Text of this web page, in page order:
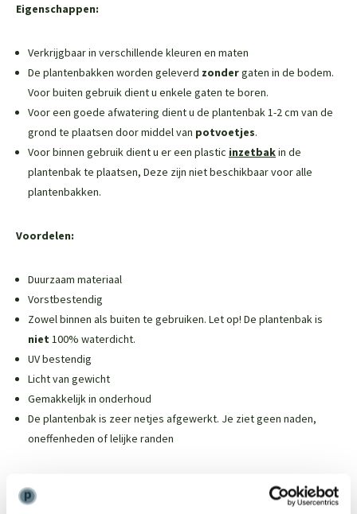
Eigenschappen:
Verkrijgbaar in verschillende kleuren en maten
De plantenbakken worden geleverd zondergaten in de bodem.
Voor buiten gebruik dient u enkele gaten te boren.
Voor een goede afwatering dient u de plantenbak 1-2 cm van de
grond te plaatsen door middel van potvoetjes.
Voor binnen gebruik dient u er een plastic inzetbakin de
plantenbak te plaatsen, Deze zijn niet beschikbaar voor alle
plantenbakken.
Voordelen:
Duurzaam materiaal
Vorstbestendig
Zowel binnen als buiten te gebruiken. Let op! De plantenbak is
niet 100% waterdicht.
UV bestendig
Licht van gewicht
Gemakkelijk in onderhoud
De plantenbak is zeer netjes afgewerkt. Je ziet geen naden,
oneffenheden of lelijke randen